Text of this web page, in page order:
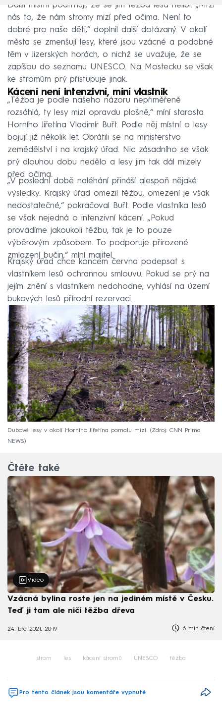
Další místní podtrhují, že se jim těžba lesa nelíbí. „Mrzí
nás to, že nám stromy mizí před očima. Není to
dobré pro naše děti,“ doplnil další dotázaný. V okolí
města se zmenšují lesy, které jsou vzácné a podobné
těm v Jizerských horách, o nichž se uvažuje, že se
zapíšou do seznamu UNESCO. Na Mostecku se však
ke stromům prý přistupuje jinak.
Kácení není intenzivní, míní vlastník
„Těžba je podle našeho názoru nepřiměřeně
rozsáhlá, ty lesy mizí opravdu plošně,“ míní starosta
Horního Jiřetína Vladimír Buřt. Podle něj místní o lesy
bojují již několik let. Obrátili se na ministerstvo
zemědělství i na krajský úřad. Nic zásadního se však
prý dlouhou dobu nedělo a lesy jim tak dál mizely
před očima.
„V poslední době naléhání přináší alespoň nějaké
výsledky. Krajský úřad omezil těžbu, omezení je však
nedostatečné,“ pokračoval Buřt. Podle vlastníka lesů
se však nejedná o intenzivní kácení. „Pokud
provádíme jakoukoli těžbu, tak je to pouze
výběrovým způsobem. To podporuje přirozené
zmlazení bučin,“ míní majitel.
Krajský úřad chce koncem června podepsat s
vlastníkem lesů ochrannou smlouvu. Pokud se prý na
jejím znění s vlastníkem nedohodne, vyhlásí na území
bukových lesů přírodní rezervaci.
Dubové lesy v okolí Horního Jiřetína pomalu mizí.
Zdroj: CNN Prima
NEWS
Čtěte také
Video
Vzácná bylina roste jen na jediném místě v Česku.
Teď ji tam ale ničí těžba dřeva
24. bře 2021, 20:19 6 min čtení
strom les kácení stromů UNESCO těžba
Pro tento článek jsou komentáře vypnuté